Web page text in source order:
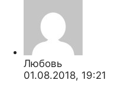
Любовь
01.08.2018, 19:21